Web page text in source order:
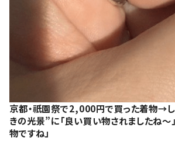
京都・祇園祭で2,000円で買った着物→
きの光景”に「良い買い物されましたね～」
物ですね」